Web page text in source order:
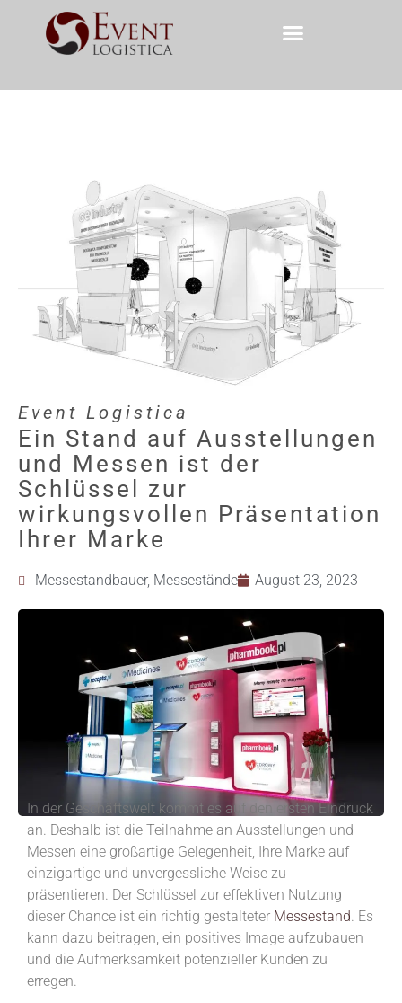
Event Logistica
Ein Stand auf Ausstellungen
und Messen ist der
Schlüssel zur
wirkungsvollen Präsentation
Ihrer Marke
Messestandbauer, Messestände August 23, 2023
In der Geschäftswelt kommt es auf den ersten Eindruck
an. Deshalb ist die Teilnahme an Ausstellungen und
Messen eine großartige Gelegenheit, Ihre Marke auf
einzigartige und unvergessliche Weise zu
präsentieren. Der Schlüssel zur effektiven Nutzung
dieser Chance ist ein richtig gestalteter Messestand. Es
kann dazu beitragen, ein positives Image aufzubauen
und die Aufmerksamkeit potenzieller Kunden zu
erregen.